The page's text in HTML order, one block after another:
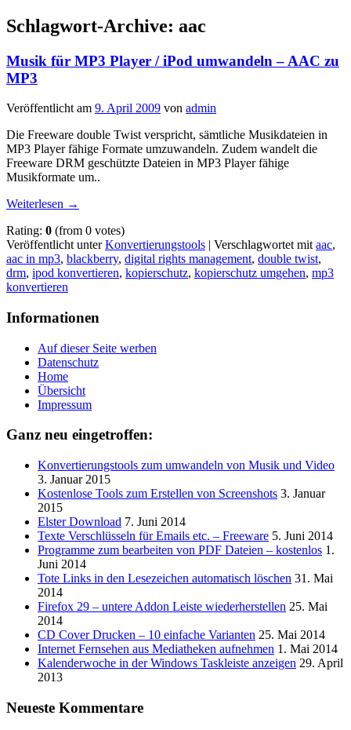
Schlagwort-Archive: aac
Musik für MP3 Player / iPod umwandeln – AAC zu
MP3
Veröffentlicht am 9. April 2009 von admin
Die Freeware double Twist verspricht, sämtliche Musikdateien in
MP3 Player fähige Formate umzuwandeln. Zudem wandelt die
Freeware DRM geschützte Dateien in MP3 Player fähige
Musikformate um..
Weiterlesen →
Rating: 0 (from 0 votes)
Veröffentlicht unter Konvertierungstools | Verschlagwortet mit aac,
aac in mp3, blackberry, digital rights management, double twist,
drm, ipod konvertieren, kopierschutz, kopierschutz umgehen, mp3
konvertieren
Informationen
Auf dieser Seite werben
Datenschutz
Home
Übersicht
Impressum
Ganz neu eingetroffen:
Konvertierungstools zum umwandeln von Musik und Video
3. Januar 2015
Kostenlose Tools zum Erstellen von Screenshots 3. Januar
2015
Elster Download 7. Juni 2014
Texte Verschlüsseln für Emails etc. – Freeware 5. Juni 2014
Programme zum bearbeiten von PDF Dateien – kostenlos 1.
Juni 2014
Tote Links in den Lesezeichen automatisch löschen 31. Mai
2014
Firefox 29 – untere Addon Leiste wiederherstellen 25. Mai
2014
CD Cover Drucken – 10 einfache Varianten 25. Mai 2014
Internet Fernsehen aus Mediatheken aufnehmen 1. Mai 2014
Kalenderwoche in der Windows Taskleiste anzeigen 29. April
2013
Neueste Kommentare